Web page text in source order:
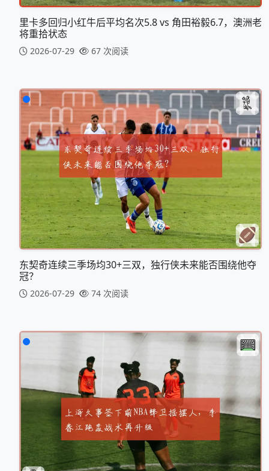
里卡多回归小红牛后平均名次5.8 vs 角田裕毅6.7，澳洲老
将重拾状态
2026-07-29 67 次阅读
东契奇连续三季场均30+三双，独行侠未来能否围绕他夺
冠？
2026-07-29 74 次阅读